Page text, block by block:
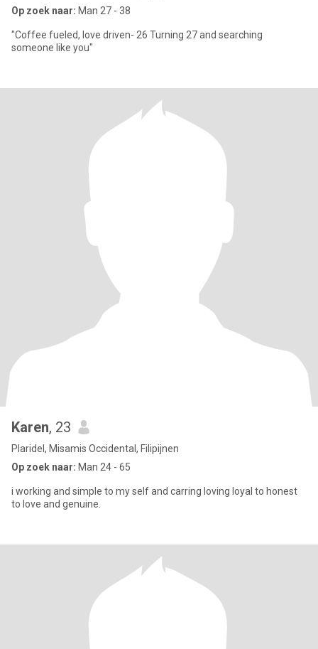
Op zoek naar: Man 27 - 38
"Coffee fueled, love driven- 26 Turning 27 and searching
someone like you"
Karen, 23
Plaridel, Misamis Occidental, Filipijnen
Op zoek naar: Man 24 - 65
i working and simple to my self and carring loving loyal to honest
to love and genuine.